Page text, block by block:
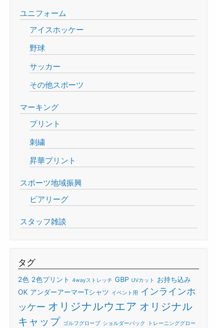
ユニフォーム
アイスホッケー
野球
サッカー
その他スポーツ
マーキング
プリント
刺繍
昇華プリント
スポーツ地域振興
ビアリーグ
スタッフ雑談
タグ
2色 2色プリント 4wayストレッチ GBP UVカット
お持ち込み
OK アンダーアーマーTシャツ イベント用
インラインホ
ッケー オリジナルウエア オリジナル
キャップ ゴルフグローブ ショルダーバック トレーニンググロー